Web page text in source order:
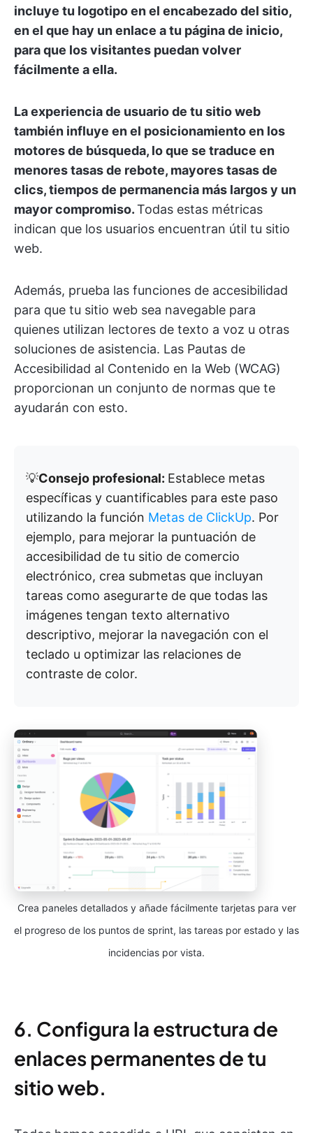
incluye tu logotipo en el encabezado del sitio,
en el que hay un enlace a tu página de inicio,
para que los visitantes puedan volver
fácilmente a ella.
La experiencia de usuario de tu sitio web
también influye en el posicionamiento en los
motores de búsqueda, lo que se traduce en
menores tasas de rebote, mayores tasas de
clics, tiempos de permanencia más largos y un
mayor compromiso.Todas estas métricas
indican que los usuarios encuentran útil tu sitio
web.
Además, prueba las funciones de accesibilidad
para que tu sitio web sea navegable para
quienes utilizan lectores de texto a voz u otras
soluciones de asistencia. Las Pautas de
Accesibilidad al Contenido en la Web (WCAG)
proporcionan un conjunto de normas que te
ayudarán con esto.
💡Consejo profesional: Establece metas
específicas y cuantificables para este paso
utilizando la función Metas de ClickUp. Por
ejemplo, para mejorar la puntuación de
accesibilidad de tu sitio de comercio
electrónico, crea submetas que incluyan
tareas como asegurarte de que todas las
imágenes tengan texto alternativo
descriptivo, mejorar la navegación con el
teclado u optimizar las relaciones de
contraste de color.
Crea paneles detallados y añade fácilmente tarjetas para ver
el progreso de los puntos de sprint, las tareas por estado y las
incidencias por vista.
6. Configura la estructura de
enlaces permanentes de tu
sitio web.